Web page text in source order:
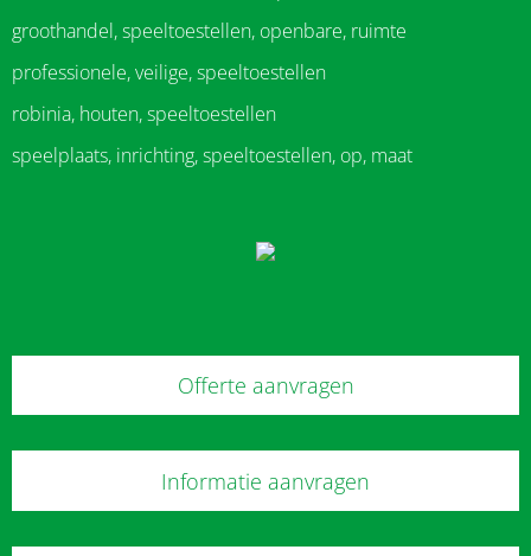
groothandel, speeltoestellen, openbare, ruimte
professionele, veilige, speeltoestellen
robinia, houten, speeltoestellen
speelplaats, inrichting, speeltoestellen, op, maat
Offerte aanvragen
Informatie aanvragen